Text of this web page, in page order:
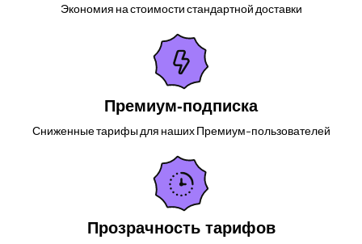
Экономия на стоимости стандартной доставки
Премиум-подписка
Сниженные тарифы для наших Премиум-пользователей
Прозрачность тарифов